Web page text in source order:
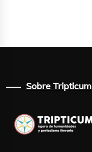
Sobre Tripticum